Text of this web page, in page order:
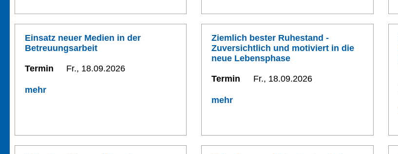
Einsatz neuer Medien in der
Betreuungsarbeit
Termin Fr., 18.09.2026
mehr
Ziemlich bester Ruhestand -
Zuversichtlich und motiviert in die
neue Lebensphase
Termin Fr., 18.09.2026
mehr